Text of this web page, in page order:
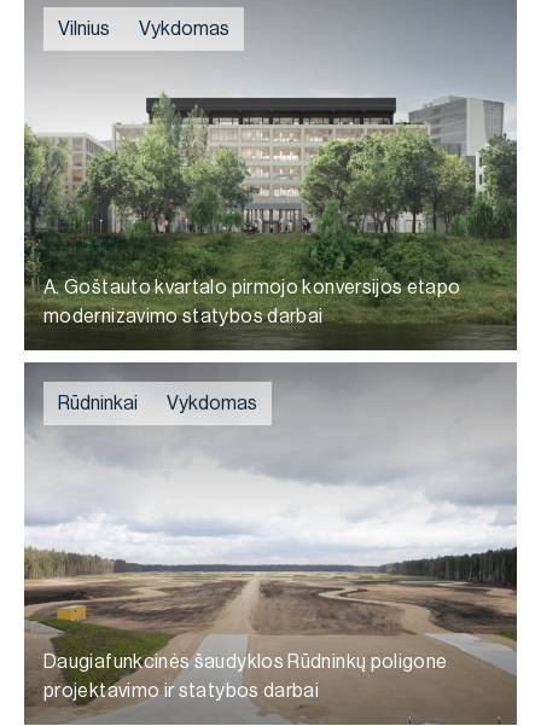
Vilnius Vykdomas
A. Goštauto kvartalo pirmojo konversijos etapo
modernizavimo statybos darbai
Rūdninkai Vykdomas
Daugiafunkcinės šaudyklos Rūdninkų poligone
projektavimo ir statybos darbai